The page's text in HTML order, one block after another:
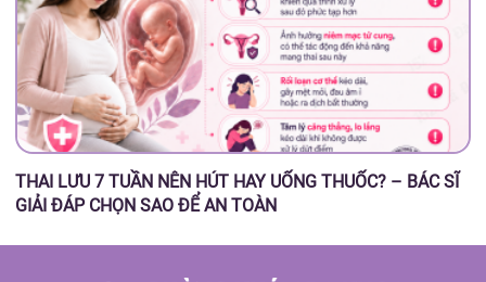
THAI LƯU 7 TUẦN NÊN HÚT HAY UỐNG THUỐC? – BÁC SĨ
GIẢI ĐÁP CHỌN SAO ĐỂ AN TOÀN